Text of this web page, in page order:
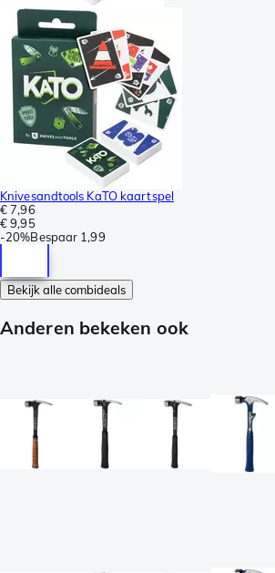
Knivesandtools KaTO kaartspel
€ 7,96
€ 9,95
-20%Bespaar 1,99
Bekijk alle combideals
Anderen bekeken ook